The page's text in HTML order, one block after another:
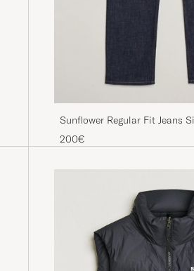
Sunflower Regular Fit Jeans
200€